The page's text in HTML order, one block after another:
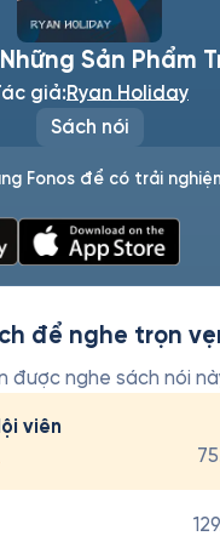
Sách nói
Sản Phẩm
giả:Ryan Holiday
Fonos để có trải
để nghe trọn
được nghe sách nói
viên